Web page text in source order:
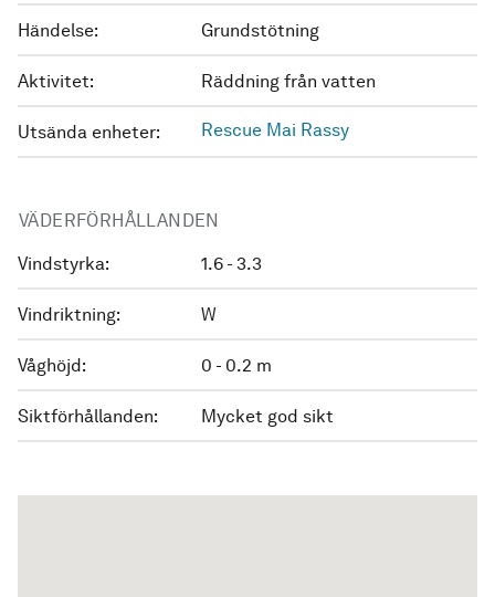
Händelse: Grundstötning
Aktivitet: Räddning från vatten
Utsända enheter: Rescue Mai Rassy
VÄDERFÖRHÅLLANDEN
Vindstyrka: 1.6 - 3.3
Vindriktning: W
Våghöjd: 0 - 0.2 m
Siktförhållanden: Mycket god sikt